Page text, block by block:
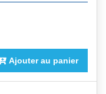
Ajouter au panier